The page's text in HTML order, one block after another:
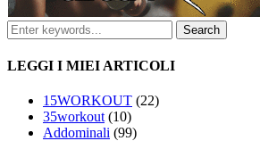
LEGGI I MIEI ARTICOLI
15WORKOUT (22)
35workout(10)
Addominali (99)